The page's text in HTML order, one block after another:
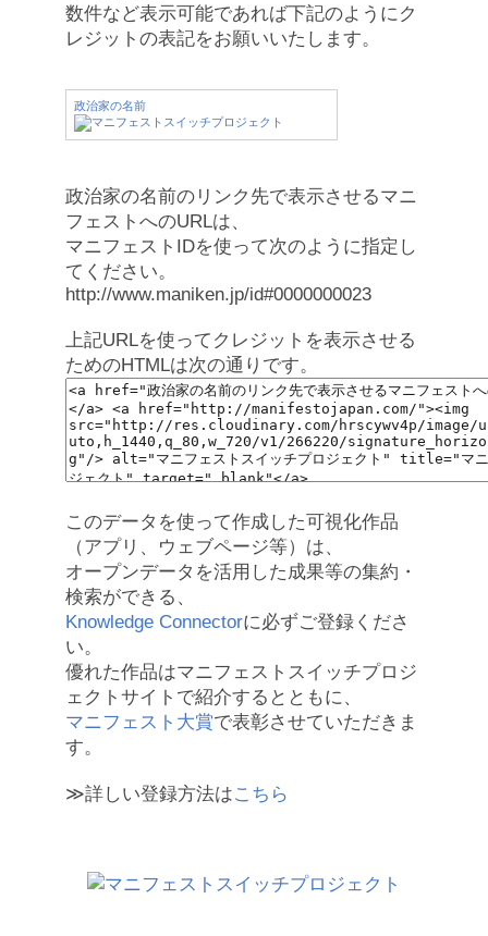
数件など表示可能であれば下記のようにク
レジットの表記をお願いいたします。
政治家の名前
政治家の名前のリンク先で表示させるマニ
フェストへのURLは、
マニフェストIDを使って次のように指定し
てください。
http://www.maniken.jp/id#0000000023
上記URLを使ってクレジットを表示させる
ためのHTMLは次の通りです。
このデータを使って作成した可視化作品
（アプリ、ウェブページ等）は、
オープンデータを活用した成果等の集約・
検索ができる、
Knowledge Connectorに必ずご登録くださ
い。
優れた作品はマニフェストスイッチプロジ
ェクトサイトで紹介するとともに、
マニフェスト大賞で表彰させていただきま
す。
≫詳しい登録方法はこちら